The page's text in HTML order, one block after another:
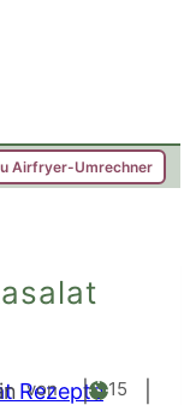
Airfryer-Umrechner
Rezepte
von
| 15